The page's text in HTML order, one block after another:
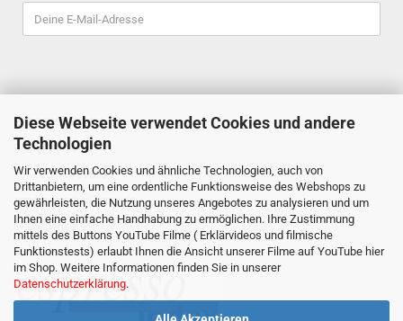
Diese Webseite verwendet Cookies und andere
Technologien
Wir verwenden Cookies und ähnliche Technologien, auch von
Drittanbietern, um eine ordentliche Funktionsweise des Webshops zu
gewährleisten, die Nutzung unseres Angebotes zu analysieren und um
Ihnen eine einfache Handhabung zu ermöglichen. Ihre Zustimmung
mittels des Buttons YouTube Filme ( Erklärvideos und filmische
Funktionstests) erlaubt Ihnen die Ansicht unserer Filme auf YouTube hier
im Shop. Weitere Informationen finden Sie in unserer
Datenschutzerklärung.
ESPRESSOINDEX
Reiner Schiefler
Tel. 0201/87898333
espressoindex @gmx.de
Mathildenstr. 29
45130 Essen